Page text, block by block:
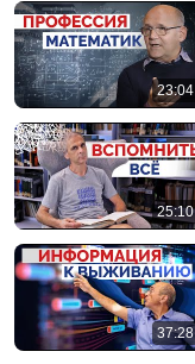
23:04
25:10
37:28